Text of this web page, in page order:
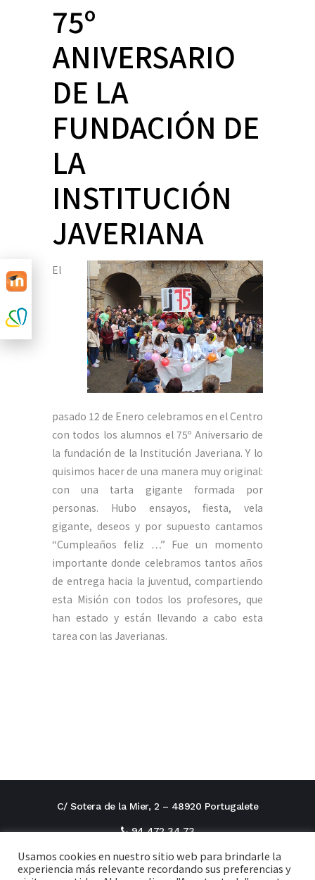
75º
ANIVERSARIO
DE LA
FUNDACIÓN DE
LA
INSTITUCIÓN
JAVERIANA
El
pasado 12 de Enero celebramos en el Centro
con todos los alumnos el 75º Aniversario de
la fundación de la Institución Javeriana. Y lo
quisimos hacer de una manera muy original:
con una tarta gigante formada por
personas. Hubo ensayos, fiesta, vela
gigante, deseos y por supuesto cantamos
“Cumpleaños feliz …” Fue un momento
importante donde celebramos tantos años
de entrega hacia la juventud, compartiendo
esta Misión con todos los profesores, que
han estado y están llevando a cabo esta
tarea con las Javerianas.
C/ Sotera de la Mier, 2 – 48920 Portugalete
94 472 34 73
direcciontitular@cxi.fjaverianas.com
Usamos cookies en nuestro sitio web para brindarle la
experiencia más relevante recordando sus preferencias y